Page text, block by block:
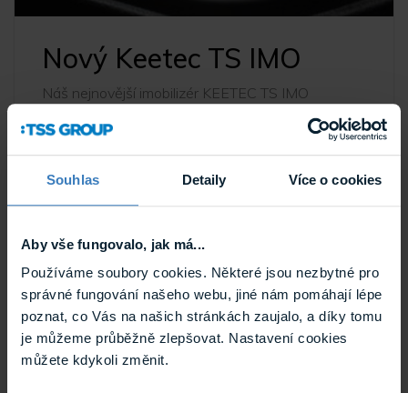
Souhlas Detaily Více o cookies
Aby vše fungovalo, jak má...
Používáme soubory cookies. Některé jsou nezbytné pro
správné fungování našeho webu, jiné nám pomáhají lépe
poznat, co Vás na našich stránkách zaujalo, a díky tomu
je můžeme průběžně zlepšovat. Nastavení cookies
můžete kdykoli změnit.
Nový Keetec TS IMO
Náš nejnovější imobilizér KEETEC TS IMO
jste ho zaparkovali.